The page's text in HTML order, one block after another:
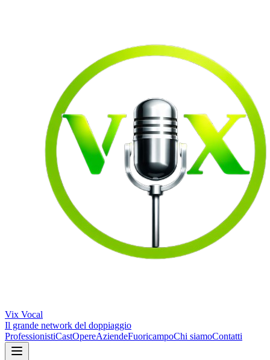
Vix Vocal
Il grande network del doppiaggio
ProfessionistiCastOpereAziendeFuoricampoChi siamoContatti